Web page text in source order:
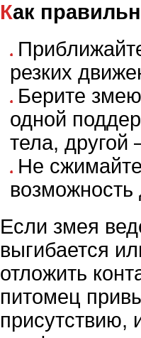
Как
резких
Берите
одной
тела, другой
Не
возможность
Если змея
выгибается
отложить
питомец
присутствию,